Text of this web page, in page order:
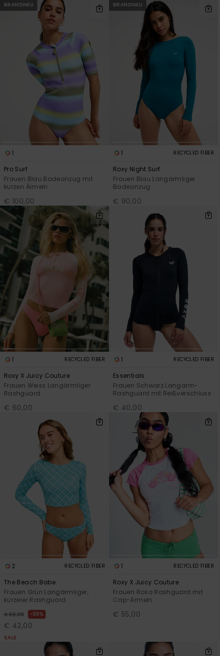
BRANDNEU
1
Pro Surf
Frauen Blau Badeanzug mit
kurzen Ärmeln
€ 100,00
BRANDNEU
1 RECYCLED FIBER
Roxy Night Surf
Frauen Blau Langärmliger
Badeanzug
€ 90,00
1 RECYCLED FIBER
Roxy X Juicy Couture
Frauen Weiss Langärmliger
Rashguard
€ 60,00
1 RECYCLED FIBER
Essentials
Frauen Schwarz Langarm-
Rashguard mit Reißverschluss
€ 40,00
2 RECYCLED FIBER
The Beach Babe
Frauen Grün Langärmliger,
kürzerer Rashguard
€ 60,00 30%
€ 42,00
SALE
1 RECYCLED FIBER
Roxy X Juicy Couture
Frauen Rosa Rashguard mit
Cap-Ärmeln
€ 55,00